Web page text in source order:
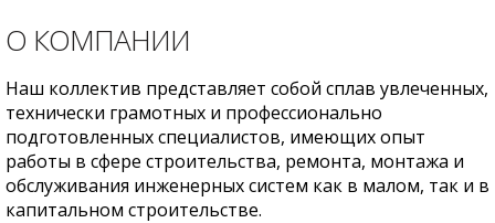
О КОМПАНИИ
Наш коллектив представляет собой сплав увлеченных,
технически грамотных и профессионально
подготовленных специалистов, имеющих опыт
работы в сфере строительства, ремонта, монтажа и
обслуживания инженерных систем как в малом, так и в
капитальном строительстве.